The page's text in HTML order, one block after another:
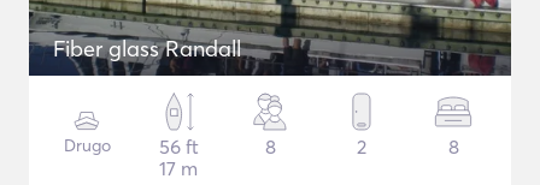
Fiber glass Randall
Drugo
56 ft
17 m
8 2 8